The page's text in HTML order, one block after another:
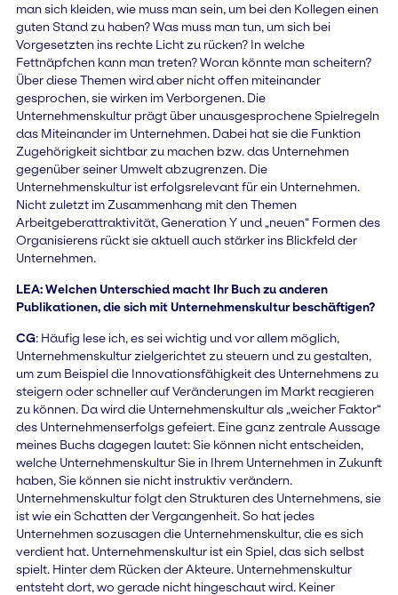
man sich kleiden, wie muss man sein, um bei den Kollegen einen
guten Stand zu haben? Was muss man tun, um sich bei
Vorgesetzten ins rechte Licht zu rücken? In welche
Fettnäpfchen kann man treten? Woran könnte man scheitern?
Über diese Themen wird aber nicht offen miteinander
gesprochen, sie wirken im Verborgenen. Die
Unternehmenskultur prägt über unausgesprochene Spielregeln
das Miteinander im Unternehmen. Dabei hat sie die Funktion
Zugehörigkeit sichtbar zu machen bzw. das Unternehmen
gegenüber seiner Umwelt abzugrenzen. Die
Unternehmenskultur ist erfolgsrelevant für ein Unternehmen.
Nicht zuletzt im Zusammenhang mit den Themen
Arbeitgeberattraktivität, Generation Y und „neuen“ Formen des
Organisierens rückt sie aktuell auch stärker ins Blickfeld der
Unternehmen.
LEA: Welchen Unterschied macht Ihr Buch zu anderen
Publikationen, die sich mit Unternehmenskultur beschäftigen?
CG: Häufig lese ich, es sei wichtig und vor allem möglich,
Unternehmenskultur zielgerichtet zu steuern und zu gestalten,
um zum Beispiel die Innovationsfähigkeit des Unternehmens zu
steigern oder schneller auf Veränderungen im Markt reagieren
zu können. Da wird die Unternehmenskultur als „weicher Faktor“
des Unternehmenserfolgs gefeiert. Eine ganz zentrale Aussage
meines Buchs dagegen lautet: Sie können nicht entscheiden,
welche Unternehmenskultur Sie in Ihrem Unternehmen in Zukunft
haben, Sie können sie nicht instruktiv verändern.
Unternehmenskultur folgt den Strukturen des Unternehmens, sie
ist wie ein Schatten der Vergangenheit. So hat jedes
Unternehmen sozusagen die Unternehmenskultur, die es sich
verdient hat. Unternehmenskultur ist ein Spiel, das sich selbst
spielt. Hinter dem Rücken der Akteure. Unternehmenskultur
entsteht dort, wo gerade nicht hingeschaut wird. Keiner